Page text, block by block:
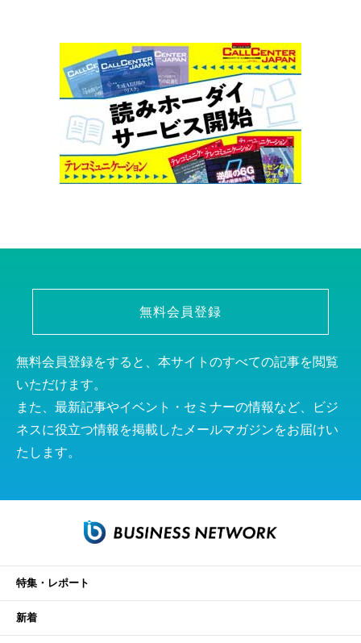
無料会員登録
無料会員登録をすると、本サイトのすべての記事を閲覧
いただけます。
また、最新記事やイベント・セミナーの情報など、ビジ
ネスに役立つ情報を掲載したメールマガジンをお届けい
たします。
特集・レポート
新着